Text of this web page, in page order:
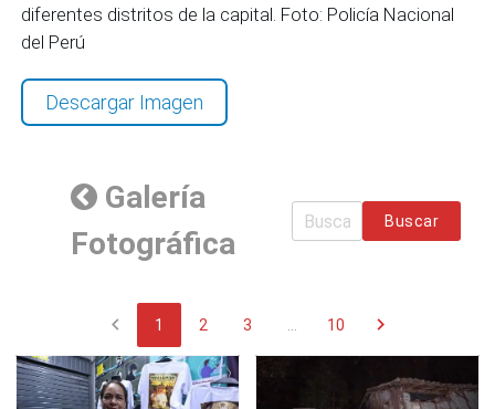
diferentes distritos de la capital. Foto: Policía Nacional
del Perú
Descargar Imagen
Galería
Fotográfica
Buscar
chevron_left 1 2 3 ... 10 chevron_right